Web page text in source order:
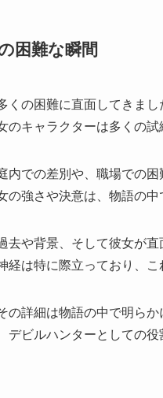
困難な瞬間
くの困難に直面してきま
のキャラクターは多くの試
内での差別や、職場での
の強さや決意は、物語の
去や背景、そして彼女が
経は特に際立っており、
の詳細は物語の中で明ら
デビルハンターとしての役